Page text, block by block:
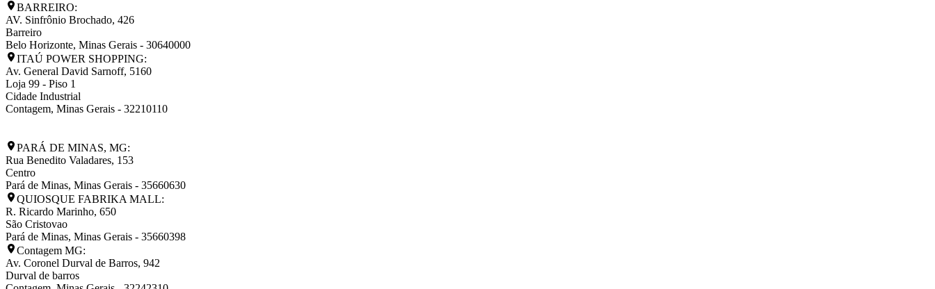
BARREIRO:
AV. Sinfrônio Brochado, 426
Barreiro
Belo Horizonte, Minas Gerais - 30640000
ITAÚ POWER SHOPPING:
Av. General David Sarnoff, 5160
Loja 99 - Piso 1
Cidade Industrial
Contagem, Minas Gerais - 32210110
PARÁ DE MINAS, MG:
Rua Benedito Valadares, 153
Centro
Pará de Minas, Minas Gerais - 35660630
QUIOSQUE FABRIKA MALL:
R. Ricardo Marinho, 650
São Cristovao
Pará de Minas, Minas Gerais - 35660398
Contagem MG:
Av. Coronel Durval de Barros, 942
Durval de barros